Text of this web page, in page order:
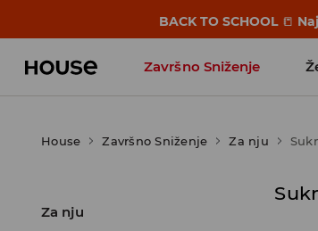
BACK TO SCHOOL 📒
Završno Sniženje
House Završno Sniženje Za nju
Za nju